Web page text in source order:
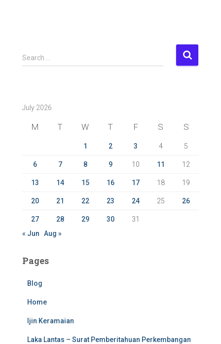
S
e
h
Search …
July 2026
M T W T F S S
1 2 3 4 5
6 7 8 9 10 11 12
13 14 15 16 17 18 19
20 21 22 23 24 25 26
27 28 29 30
31
« Jun
Aug »
Pages
Blog
Home
Ijin Keramaian
Laka Lantas – Surat Pemberitahuan Perkembangan